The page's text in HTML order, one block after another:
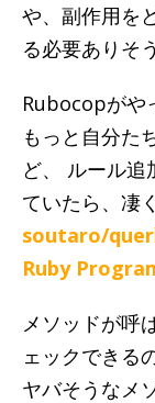
や、副作用を
る必要ありそ
Rubocopがや
もっと自分た
ど、 ルール追
ていたら、凄
soutaro/
Ruby
メソッドが呼
ェックできる
ヤバそうなメ